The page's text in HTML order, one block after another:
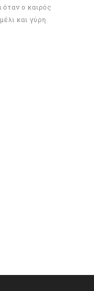
ο καιρός
και γύρη.